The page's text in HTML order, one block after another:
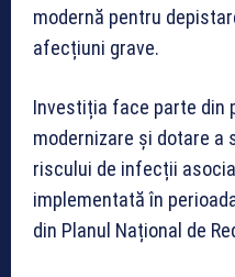
modernă pentru
afecțiuni grave.
Investiția face parte din
modernizare și dotare a
riscului de infecții
implementată în
din Planul Național de